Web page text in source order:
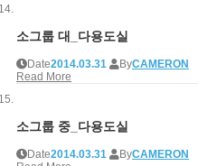
소그룹 대_다용도실
Date2014.03.31 ByCAMERON
Read More
소그룹 중_다용도실
Date2014.03.31 ByCAMERON